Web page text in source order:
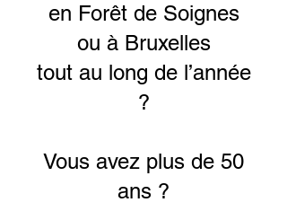
en Forêt de Soignes
ou à Bruxelles
tout au long de l’année
?
Vous avez plus de 50
ans ?